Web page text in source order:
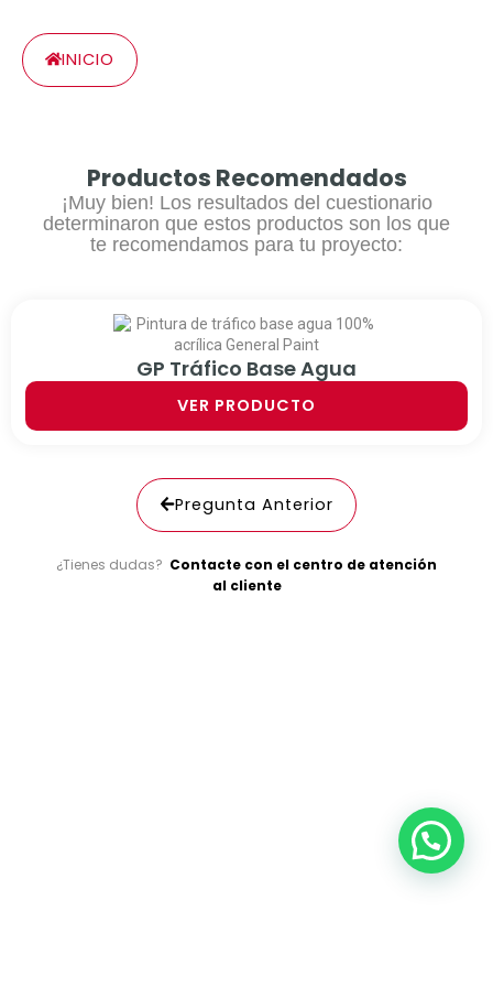
INICIO
Productos Recomendados
¡Muy bien! Los resultados del cuestionario
determinaron que estos productos son los que
te recomendamos para tu proyecto:
GP Tráfico Base Agua
VER PRODUCTO
Pregunta Anterior
¿Tienes dudas? Contacte con el centro de atención
al cliente